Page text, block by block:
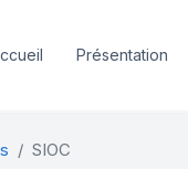
Présentation
SIOC